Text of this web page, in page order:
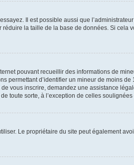
Il est possible aussi que
la taille de la base de données. Si cela
pouvant recueillir des informations de
permettant d’identifier un mineur de moins de
vous inscrire, demandez une assistance
toute sorte, à l’exception de celles
Le propriétaire du site peut également